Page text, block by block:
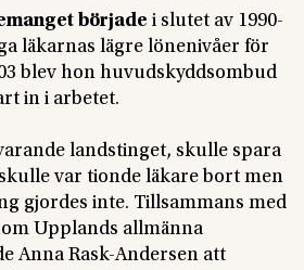
började i slutet av 1990-
läkarnas lägre lönenivåer för
blev hon huvudskyddsombud
in i arbetet.
landstinget, skulle spara
var tionde läkare bort men
gjordes inte. Tillsammans med
Upplands allmänna
Anna Rask-Andersen att